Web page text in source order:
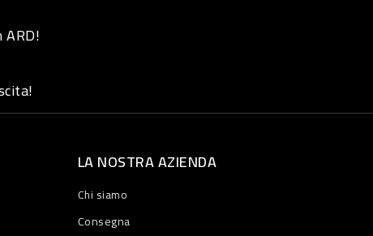
LA NOSTRA AZIENDA
Chi siamo
Consegna